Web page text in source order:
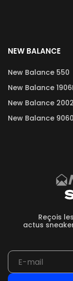
NEW BALANCE
New Balance 550
New Balance
New Balance
New Balance 9060
Reçois
actus